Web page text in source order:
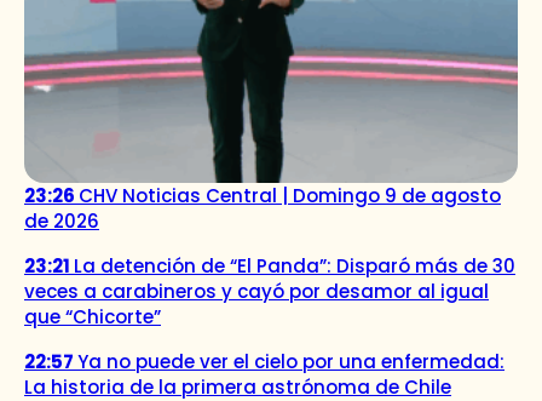
23:26 CHV Noticias Central | Domingo 9 de agosto
de 2026
23:21 La detención de “El Panda”: Disparó más de 30
veces a carabineros y cayó por desamor al igual
que “Chicorte”
22:57Ya no puede ver el cielo por una enfermedad:
La historia de la primera astrónoma de Chile